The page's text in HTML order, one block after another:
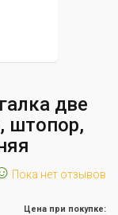
две
штопор,
Пока нет отзывов
Цена при покупке: